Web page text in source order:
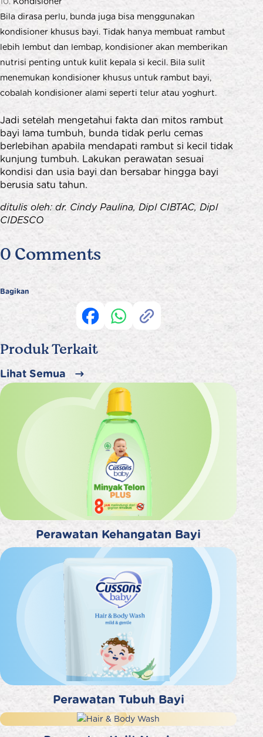
Bila dirasa perlu, bunda juga bisa menggunakan
kondisioner khusus bayi. Tidak hanya membuat rambut
lebih lembut dan lembap, kondisioner akan memberikan
nutrisi penting untuk kulit kepala si kecil. Bila sulit
menemukan kondisioner khusus untuk rambut bayi,
cobalah kondisioner alami seperti telur atau yoghurt.
Jadi setelah mengetahui fakta dan mitos rambut
bayi lama tumbuh, bunda tidak perlu cemas
berlebihan apabila mendapati rambut si kecil tidak
kunjung tumbuh. Lakukan perawatan sesuai
kondisi dan usia bayi dan bersabar hingga bayi
berusia satu tahun.
ditulis oleh: dr. Cindy Paulina, Dipl CIBTAC, Dipl
CIDESCO
0 Comments
Bagikan
Produk Terkait
Lihat Semua
Perawatan Kehangatan Bayi
Perawatan Tubuh Bayi